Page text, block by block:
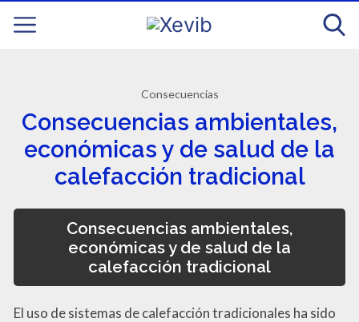
Consecuencias
Consecuencias ambientales,
económicas y de salud de la
calefacción tradicional
Consecuencias ambientales,
económicas y de salud de la
calefacción tradicional
El uso de sistemas de calefacción tradicionales ha sido